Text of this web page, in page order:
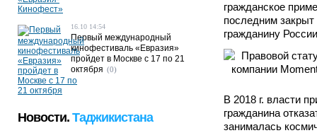
гражданское
последним закрыт
гражданину
В 2018 г. власти
гражданина
занималась
16.10 14:54
Первый международный
кинофестиваль «Евразия»
пройдет в Москве с 17 по 21
октября (0)
Новости. Таджикистана